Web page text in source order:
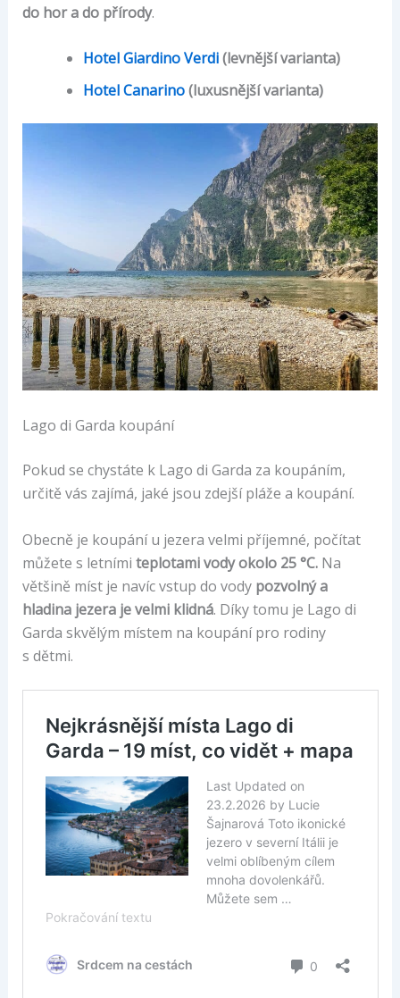
do hor a do přírody.
Hotel Giardino Verdi(levnější varianta)
Hotel Canarino(luxusnější varianta)
Lago di Garda koupání
Pokud se chystáte k Lago di Garda za koupáním,
určitě vás zajímá, jaké jsou zdejší pláže a koupání.
Obecně je koupání u jezera velmi příjemné, počítat
můžete s letními teplotami vody okolo 25 °C. Na
většině míst je navíc vstup do vody pozvolný a
hladina jezera je velmi klidná. Díky tomu je Lago di
Garda skvělým místem na koupání pro rodiny
s dětmi.